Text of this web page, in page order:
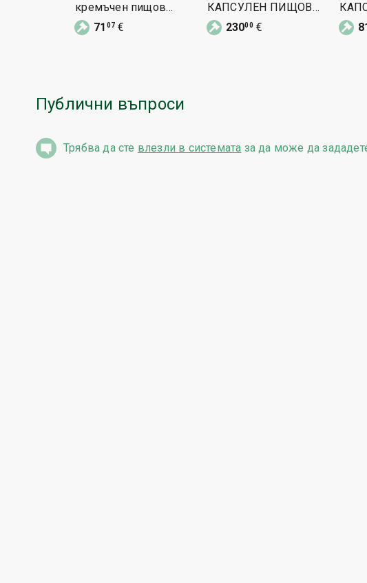
кремъчен пищов
пистолет тепелък
ОРИГИНАЛ
71 07 €
КАПСУЛЕН ПИЩОВ
ПИСТОЛЕТ
РЕВОЛВЕР
23000€
Публични въпроси
Трябва да сте влезли в системата за да може да